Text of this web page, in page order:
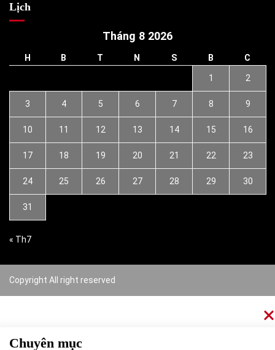
Lịch
Tháng 8 2026
H B T N S B C
1 2
3 4 5 6 7 8 9
10 11 12 13 14 15 16
17 18 19 20 21 22 23
24 25 26 27 28 29 30
31
« Th7
Copyright All right reserved
Chuyên mục